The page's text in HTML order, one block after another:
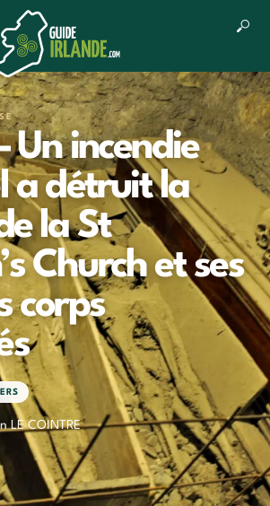
Un incendie
a détruit la
la St
Church et ses
corps
LE COINTRE